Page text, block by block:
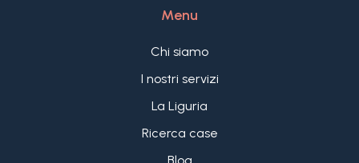
Menu
Chi siamo
I nostri servizi
La Liguria
Ricerca case